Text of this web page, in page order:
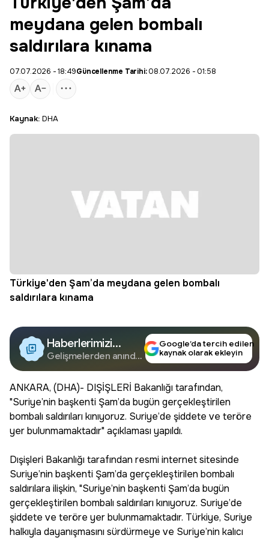
meydana gelen bombalı
saldırılara kınama
07.07.2026 - 18:49Güncellenme Tarihi:08.07.2026 - 01:58
Kaynak: DHA
Türkiye'den Şam’da meydana gelen bombalı
saldırılara kınama
Haberlerimizi
Google'da Takip
Edin
Gelişmelerden anında
Google’da tercih edilen
kaynak olarak ekleyin
ANKARA, (DHA)- DIŞİŞLERİ Bakanlığı tarafından,
"Suriye’nin başkenti Şam’da bugün gerçekleştirilen
bombalı saldırıları kınıyoruz. Suriye’de şiddete ve teröre
yer bulunmamaktadır" açıklaması yapıldı.
Dışişleri Bakanlığı tarafından resmi internet sitesinde
Suriye’nin başkenti Şam’da gerçekleştirilen bombalı
saldırılara ilişkin, "Suriye’nin başkenti Şam’da bugün
gerçekleştirilen bombalı saldırıları kınıyoruz. Suriye’de
şiddete ve teröre yer bulunmamaktadır. Türkiye, Suriye
halkıyla dayanışmasını sürdürmeye ve Suriye’nin kalıcı